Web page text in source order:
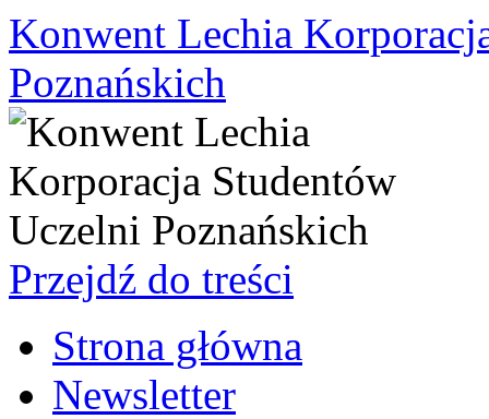
Konwent Lechia
Poznańskich
Przejdź do treści
Strona główna
Newsletter